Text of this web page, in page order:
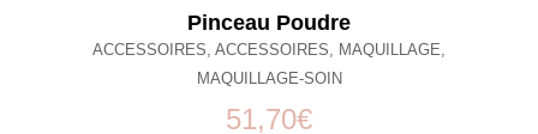
Pinceau Poudre
ACCESSOIRES, ACCESSOIRES, MAQUILLAGE,
MAQUILLAGE-SOIN
51,70€